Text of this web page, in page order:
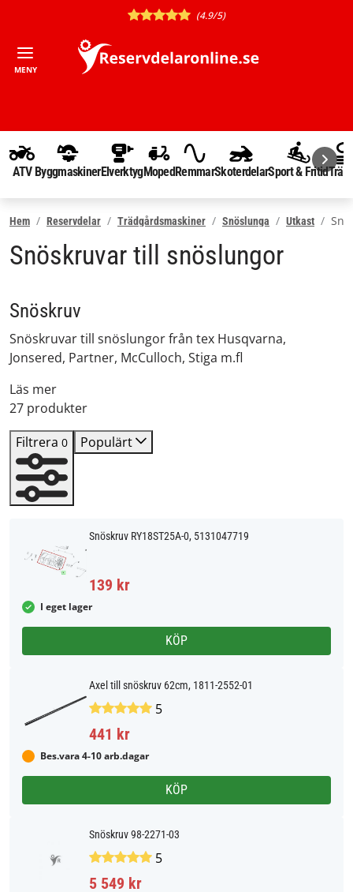
(4.9/5)
MENY
ATV ByggmaskinerElverktygMopedRemmarSkoterdelarSport & Fritid
Hem Reservdelar Trädgårdsmaskiner Snöslunga Utkast
Snöskruvar till snöslungor
Snöskruv
Snöskruvar till snöslungor från tex Husqvarna,
Jonsered, Partner, McCulloch, Stiga m.fl
Läs mer
27 produkter
Filtrera 0 Populärt
Snöskruv RY18ST25A-0, 5131047719
139 kr
I eget lager
KÖP
Axel till snöskruv 62cm, 1811-2552-01
5
441 kr
Bes.vara 4-10 arb.dagar
KÖP
Snöskruv 98-2271-03
5
5 549 kr